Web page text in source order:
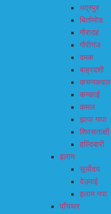
भद्रपुर
बिर्तामोड
गौरादह
गौरीगंज
दमक
बाह्रदशी
कचनकवल
कन्काई
कमल
झापा गापा
शिवसताक्षी
हल्दिबारी
इलाम
सूर्योदय
देउमाई
इलाम नपा
पाँचथर